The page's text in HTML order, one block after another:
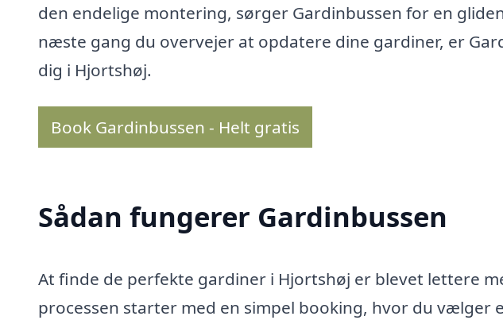
den endelige montering, sørger Gardinbussen for en
næste gang du overvejer at opdatere dine gardiner, er
dig i Hjortshøj.
Book Gardinbussen - Helt gratis
Sådan fungerer Gardinbussen
At finde de perfekte gardiner i Hjortshøj er blevet lettere
processen starter med en simpel booking, hvor du vælger